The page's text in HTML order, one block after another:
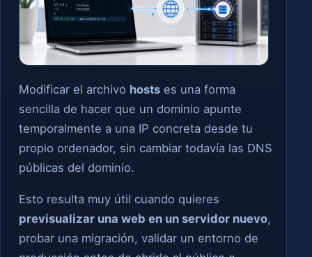
Modificar el archivo hostses una forma
sencilla de hacer que un dominio apunte
temporalmente a una IP concreta desde tu
propio ordenador, sin cambiar todavía las DNS
públicas del dominio.
Esto resulta muy útil cuando quieres
previsualizar una web en un servidor nuevo,
probar una migración, validar un entorno de